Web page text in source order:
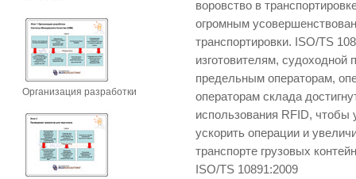
воровство в
огромным
транспортировки. ISO/TS
изготовителям,
предельным операторам,
операторам склада
использования RFID,
ускорить операции и
транспорте грузовых
ISO/TS 10891:2009
Организация разработки